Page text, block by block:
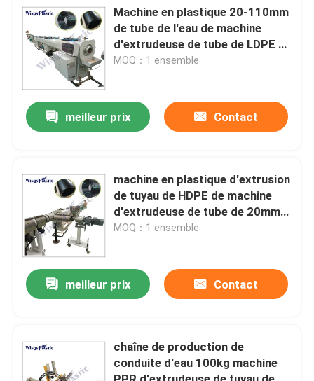
Machine en plastique 20-110mm
de tube de l'eau de machine
d'extrudeuse de tube de LDPE de
HDPE
MOQ：1 ensemble
meilleur prix Contact
machine en plastique d'extrusion
de tuyau de HDPE de machine
d'extrudeuse de tube de 20mm
-110mm
MOQ：1 ensemble
meilleur prix Contact
chaîne de production de
conduite d'eau 100kg machine